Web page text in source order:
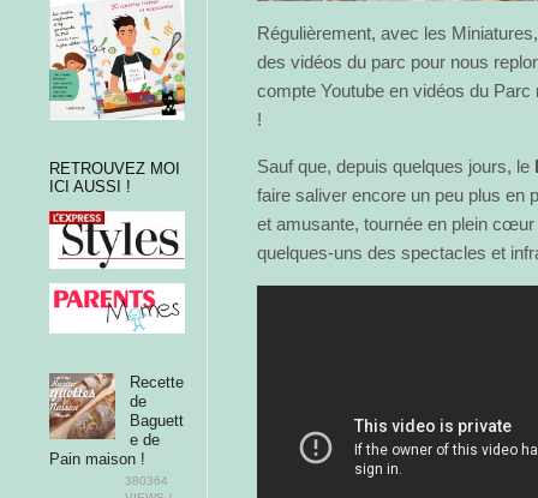
Régulièrement, avec les
des vidéos du parc pour nous
compte Youtube en vidéos du Parc
!
Sauf que, depuis quelques jours, le
faire saliver encore un peu plus en
et amusante, tournée en plein
quelques-uns des spectacles et
RETROUVEZ MOI
ICI AUSSI !
Recette
de
Baguett
e de
Pain maison !
380364